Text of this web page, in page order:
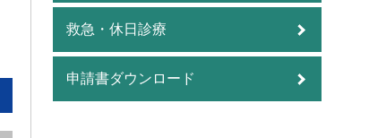
救急・休日診療
申請書ダウンロード